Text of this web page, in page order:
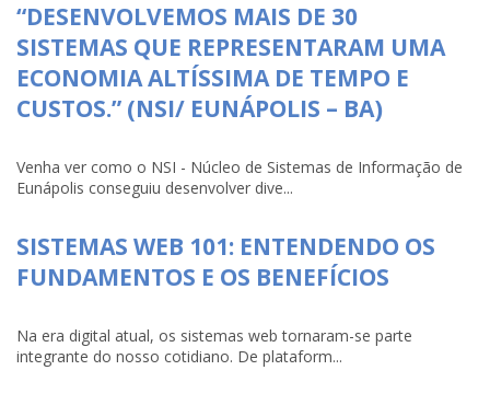
“DESENVOLVEMOS MAIS DE 30
SISTEMAS QUE REPRESENTARAM UMA
ECONOMIA ALTÍSSIMA DE TEMPO E
CUSTOS.” (NSI/ EUNÁPOLIS – BA)
Venha ver como o NSI - Núcleo de Sistemas de Informação de
Eunápolis conseguiu desenvolver dive...
SISTEMAS WEB 101: ENTENDENDO OS
FUNDAMENTOS E OS BENEFÍCIOS
Na era digital atual, os sistemas web tornaram-se parte
integrante do nosso cotidiano. De plataform...